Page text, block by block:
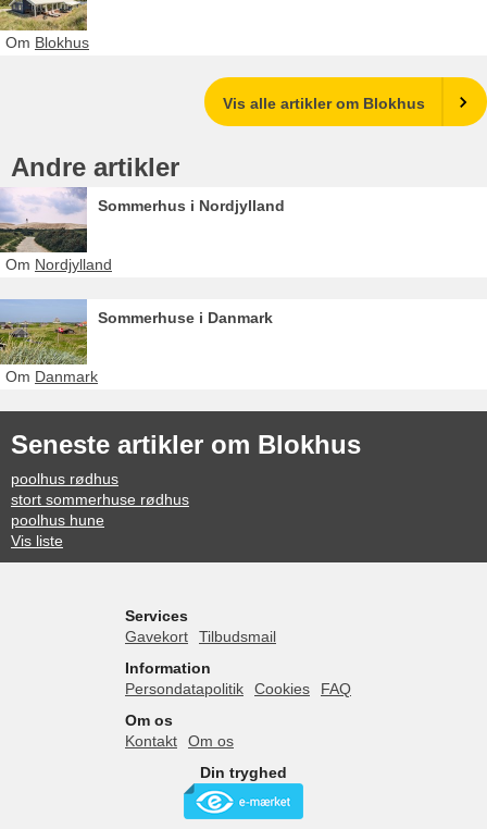
Om Blokhus
Vis alle artikler om Blokhus
Andre artikler
Sommerhus i Nordjylland
Om Nordjylland
Sommerhuse i Danmark
Om Danmark
Seneste artikler om Blokhus
poolhus rødhus
stort sommerhuse rødhus
poolhus hune
Vis liste
Services
Gavekort
Tilbudsmail
Information
Persondatapolitik
Cookies
FAQ
Om os
Kontakt
Om os
Din tryghed